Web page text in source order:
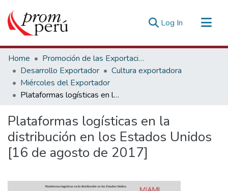
Log In (current)
Communities & Collections
All of DSpace
Statistics
Estadísticas Externas
Home
Promoción de las Exportaciones
Desarrollo Exportador
Cultura exportadora
Miércoles del Exportador
Plataformas logísticas en la distribución en los Estados Unidos [16 de agosto de 2017]
Plataformas logísticas en la
distribución en los Estados Unidos
[16 de agosto de 2017]